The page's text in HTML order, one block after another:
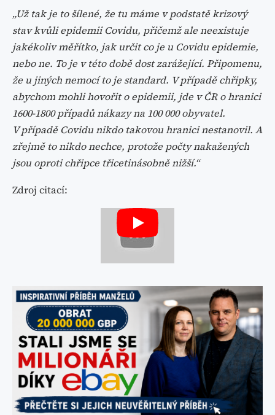
„Už tak je to šílené, že tu máme v podstatě krizový
stav kvůli epidemii Covidu, přičemž ale neexistuje
jakékoliv měřítko, jak určit co je u Covidu epidemie,
nebo ne. To je v této době dost zarážející. Připomenu,
že u jiných nemocí to je standard. V případě chřipky,
abychom mohli hovořit o epidemii, jde v ČR o hranici
1600-1800 případů nákazy na 100 000 obyvatel.
V případě Covidu nikdo takovou hranici nestanovil. A
zřejmě to nikdo nechce, protože počty nakažených
jsou oproti chřipce třicetinásobně nižší.“
Zdroj citací: